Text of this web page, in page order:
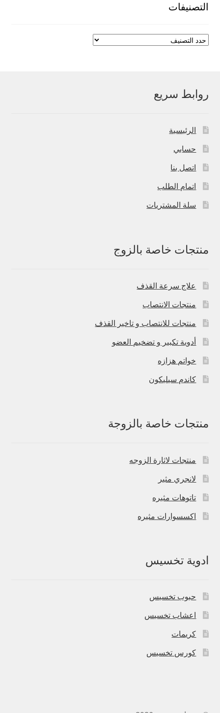
التصنيفات
روابط سريع
الرئيسية
حسابي
اتصل بنا
اتمام الطلب
سلة المشتريات
منتجات خاصة بالزوج
علاج سرعة القذف
منتجات الانتصاب
منتجات للانتصاب و تاخير القذف
أدوية تكبير و تضخيم العضو
خواتم هزازه
كاندم سيليكون
منتجات خاصة بالزوجة
منتجات لاثارة الزوجه
لانجري مثير
تاتوهات مثيره
اكسسوارات مثيره
ادوية تخسيس
حبوب تخسيس
اعشاب تخسيس
كريمات
كورس تخسيس